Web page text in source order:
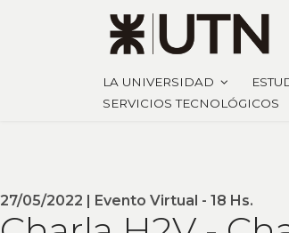
LA UNIVERSIDAD
SERVICIOS TECNOLÓGICOS
27/05/2022 | Evento Virtual - 18 Hs.